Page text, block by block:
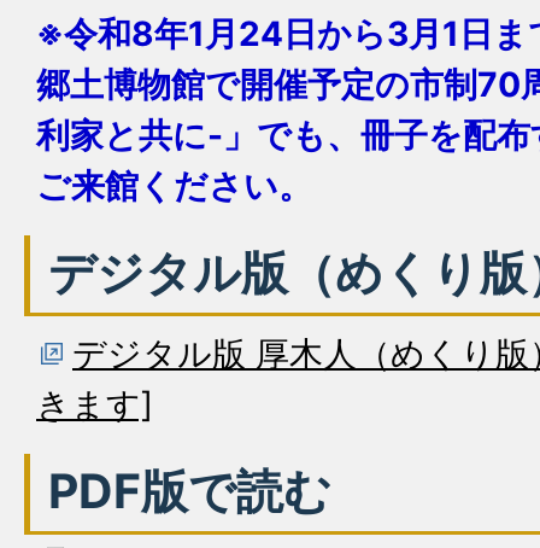
※令和8年1月24日から3月1日ま
郷土博物館で開催予定の市制70
利家と共に-」でも、冊子を配
ご来館ください。
デジタル版（めくり
デジタル版 厚木人（めくり
きます]
PDF版で読む